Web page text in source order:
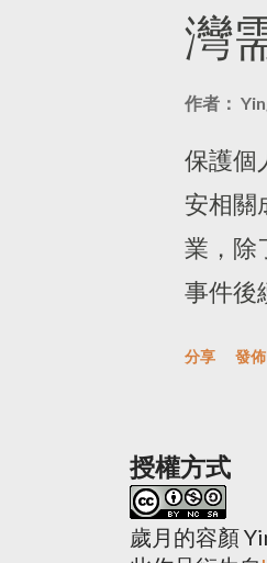
《 人
規範、
利法案
並依照
門，主
界、法
法理解
字用的
規、規
略 」
8月由
最快的
時，
AI Act
或監管
慧基本
灣
作者：
保護個
安相關
業，除
事件後
例如
協定」
家的企
在世界
分享 發
授權方式
歲月的容顏